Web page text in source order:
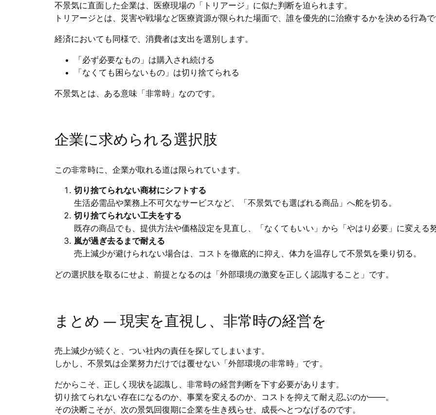
不景気に直面した企業は、医療現場の「トリアージ」に似た判断を迫られます。
トリアージとは、災害や戦場など医療資源が限られた場面で、誰を優先的に治療するかを決める行為
経済においても同様で、消費者は支出を選別します。
「必ず必要なもの」は購入され続ける
「なくても困らないもの」は切り捨てられる
不景気とは、ある意味「非常時」なのです。
企業に求められる選択肢
この非常時に、企業が取れる道は限られています。
切り捨てられない商材にシフトする
生活必需品や業務上不可欠なサービスなど、「不景気でも選ばれる商品」へ舵を切る。
切り捨てられない工夫をする
既存の商品でも、提供方法や価格設定を見直し、「なくてもいい」から「やはり必要」に変える
嵐が過ぎ去るまで耐える
売上減少が避けられない場合は、コストを徹底的に抑え、体力を温存して不景気を乗り切る。
どの選択肢を取るにせよ、前提となるのは「外部環境の激変を正しく認識すること」です。
まとめ ― 現実を直視し、非常時の経営を
売上減少が続くと、つい社内の責任を探してしまいます。
しかし、不景気は企業努力だけでは覆せない「外部環境の非常時」です。
だからこそ、正しく現状を認識し、非常時の経営判断を下す必要があります。
切り捨てられない存在になるのか、事業を変えるのか、コストを抑えて耐え忍ぶのか――。
その決断こそが、次の景気回復期に企業を生き残らせ、成長へとつなげるのです。